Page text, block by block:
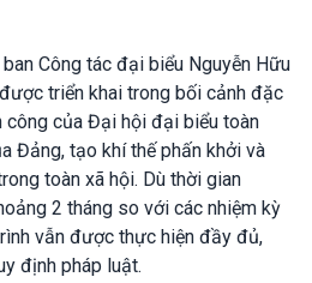
Công tác đại biểu Nguyễn Hữu
triển khai trong bối cảnh đặc
công của Đại hội đại biểu toàn
Đảng, tạo khí thế phấn khởi và
toàn xã hội. Dù thời gian
2 tháng so với các nhiệm kỳ
vẫn được thực hiện đầy đủ,
định pháp luật.